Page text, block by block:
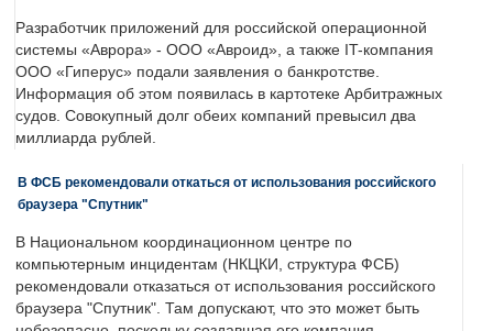
Разработчик приложений для российской операционной
системы «Аврора» - ООО «Авроид», а также IT-компания
ООО «Гиперус» подали заявления о банкротстве.
Информация об этом появилась в картотеке Арбитражных
судов. Совокупный долг обеих компаний превысил два
миллиарда рублей.
В ФСБ рекомендовали откаться от использования российского
браузера "Спутник"
В Национальном координационном центре по
компьютерным инцидентам (НКЦКИ, структура ФСБ)
рекомендовали отказаться от использования российского
браузера "Спутник". Там допускают, что это может быть